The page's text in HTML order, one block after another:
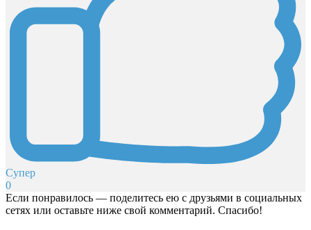
Супер
0
Если понравилось — поделитесь ею с друзьями в социальных
сетях или оставьте ниже свой комментарий. Спасибо!